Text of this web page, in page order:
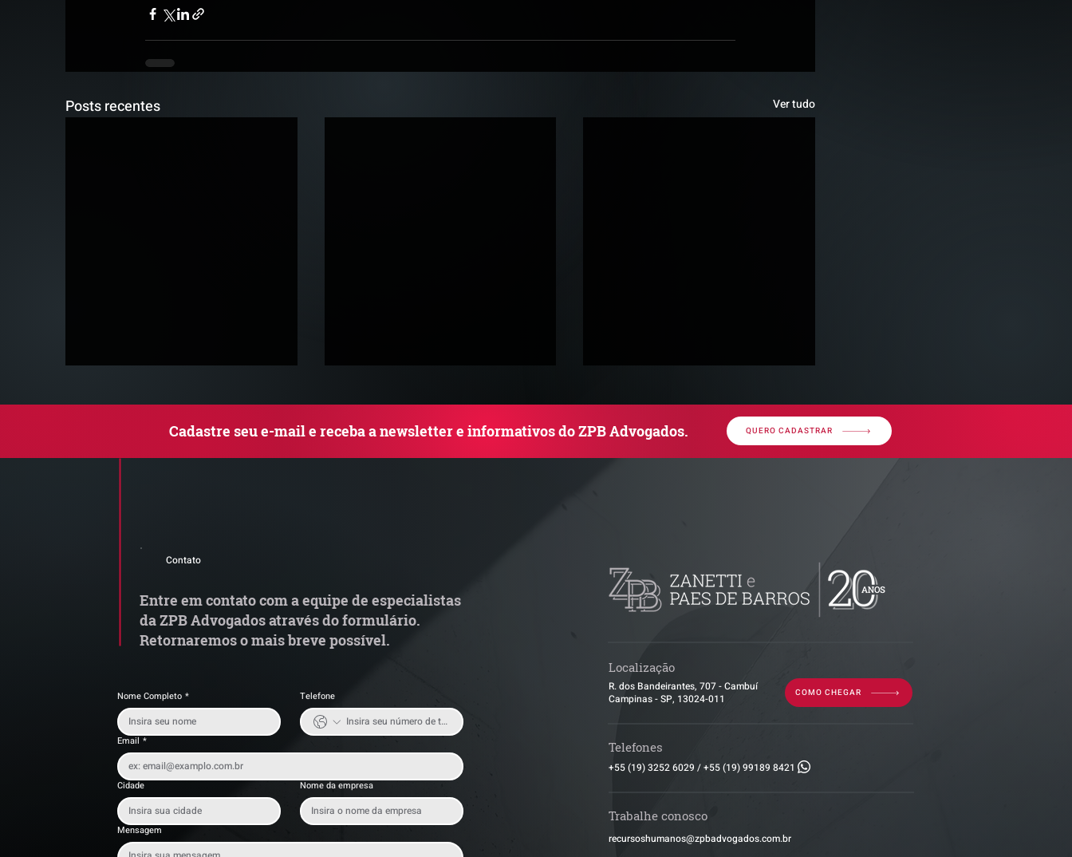
Posts recentes Ver tudo
Alerta de Tentativa de
condominial anterior?
Cadastre seu e-mail e receba a newsletter e informativos do ZPB Advogados. QUERO CADASTRAR
Contato
Entre em contato com a equipe de especialistas
da ZPB Advogados através do formulário.
Retornaremos o mais breve possível.
Nome Completo * Telefone
Email *
Cidade Nome da empresa
Mensagem
Localização
R. dos Bandeirantes, 707 - Cambuí
Campinas - SP, 13024-011
COMO CHEGAR
Telefones
+55 (19) 3252 6029 /+55 (19) 99189 8421
Trabalhe conosco
​recursoshumanos@zpbadvogados.com.br